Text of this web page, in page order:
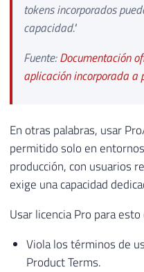
tokens incorporados
capacidad."
Fuente:Documentación
aplicación incorporada a
En otras palabras, usar
permitido solo en
producción, con usuarios
exige una capacidad
Usar licencia Pro para
Viola los términos de
Product Terms.